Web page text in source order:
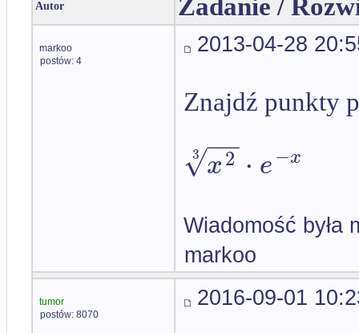
Autor Zadanie /
markoo
postów: 4
2013-04-28
Znajdź punkty
x2
−−
√
3 ⋅ e−x
Wiadomość była
markoo
tumor
postów: 8070
2016-09-01